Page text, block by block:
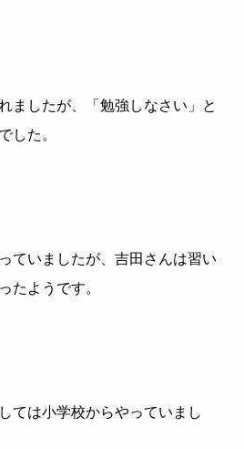
ましたが、「勉強しなさい」と
した。
ていましたが、吉田さんは習い
たようです。
ては小学校からやっていまし